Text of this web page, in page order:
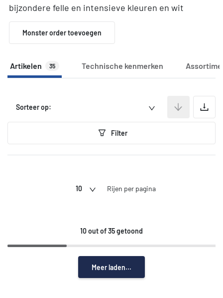
bijzondere felle en intensieve kleuren en wit
Monster order toevoegen
Artikelen 35 Technische kenmerken
Sorteer op:
Filter
10 Rijen per pagina
10 out of 35 getoond
Meer laden...